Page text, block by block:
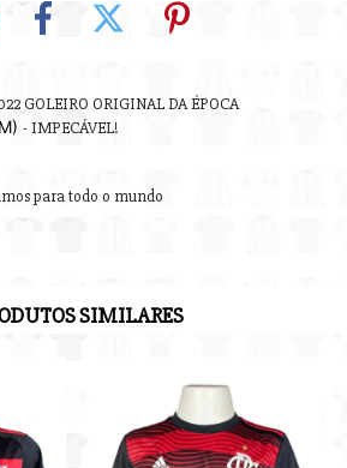
GOLEIRO ORIGINAL DA ÉPOCA
- IMPECÁVEL!
para todo o mundo
SIMILARES